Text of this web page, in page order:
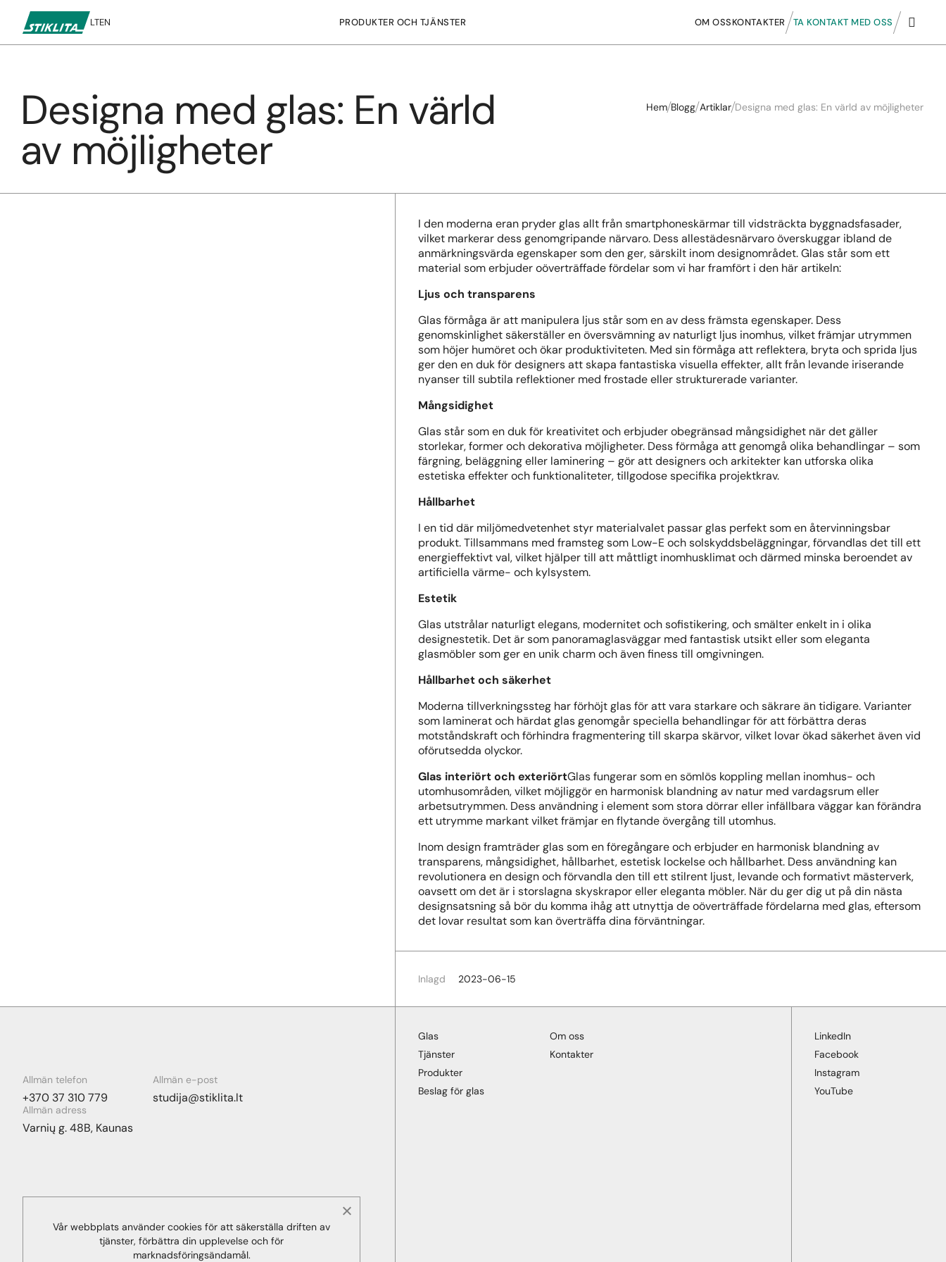
LTEN PRODUKTER OCH TJÄNSTER OM OSSKONTAKTER TA KONTAKT MED OSS
Designa med glas: En värld
av möjligheter
Hem Blogg Artiklar Designa med glas: En värld av möjligheter
I den moderna eran pryder glas allt från smartphoneskärmar till vidsträckta byggnadsfasader,
vilket markerar dess genomgripande närvaro. Dess allestädesnärvaro överskuggar ibland de
anmärkningsvärda egenskaper som den ger, särskilt inom designområdet. Glas står som ett
material som erbjuder oöverträffade fördelar som vi har framfört i den här artikeln:
Ljus och transparens
Glas förmåga är att manipulera ljus står som en av dess främsta egenskaper. Dess
genomskinlighet säkerställer en översvämning av naturligt ljus inomhus, vilket främjar utrymmen
som höjer humöret och ökar produktiviteten. Med sin förmåga att reflektera, bryta och sprida ljus
ger den en duk för designers att skapa fantastiska visuella effekter, allt från levande iriserande
nyanser till subtila reflektioner med frostade eller strukturerade varianter.
Mångsidighet
Glas står som en duk för kreativitet och erbjuder obegränsad mångsidighet när det gäller
storlekar, former och dekorativa möjligheter. Dess förmåga att genomgå olika behandlingar – som
färgning, beläggning eller laminering – gör att designers och arkitekter kan utforska olika
estetiska effekter och funktionaliteter, tillgodose specifika projektkrav.
Hållbarhet
I en tid där miljömedvetenhet styr materialvalet passar glas perfekt som en återvinningsbar
produkt. Tillsammans med framsteg som Low-E och solskyddsbeläggningar, förvandlas det till ett
energieffektivt val, vilket hjälper till att måttligt inomhusklimat och därmed minska beroendet av
artificiella värme- och kylsystem.
Estetik
Glas utstrålar naturligt elegans, modernitet och sofistikering, och smälter enkelt in i olika
designestetik. Det är som panoramaglasväggar med fantastisk utsikt eller som eleganta
glasmöbler som ger en unik charm och även finess till omgivningen.
Hållbarhet och säkerhet
Moderna tillverkningssteg har förhöjt glas för att vara starkare och säkrare än tidigare. Varianter
som laminerat och härdat glas genomgår speciella behandlingar för att förbättra deras
motståndskraft och förhindra fragmentering till skarpa skärvor, vilket lovar ökad säkerhet även vid
oförutsedda olyckor.
Glas interiört och exteriörtGlas fungerar som en sömlös koppling mellan inomhus- och
utomhusområden, vilket möjliggör en harmonisk blandning av natur med vardagsrum eller
arbetsutrymmen. Dess användning i element som stora dörrar eller infällbara väggar kan förändra
ett utrymme markant vilket främjar en flytande övergång till utomhus.
Inom design framträder glas som en föregångare och erbjuder en harmonisk blandning av
transparens, mångsidighet, hållbarhet, estetisk lockelse och hållbarhet. Dess användning kan
revolutionera en design och förvandla den till ett stilrent ljust, levande och formativt mästerverk,
oavsett om det är i storslagna skyskrapor eller eleganta möbler. När du ger dig ut på din nästa
designsatsning så bör du komma ihåg att utnyttja de oöverträffade fördelarna med glas, eftersom
det lovar resultat som kan överträffa dina förväntningar.
Inlagd 2023-06-15
Allmän telefon
+370 37 310 779
Allmän e-post
studija@stiklita.lt
Allmän adress
Varnių g. 48B, Kaunas
Glas
Tjänster
Produkter
Beslag för glas
Om oss
Kontakter
LinkedIn
Facebook
Instagram
YouTube
Vår webbplats använder cookies för att säkerställa driften av
tjänster, förbättra din upplevelse och för
marknadsföringsändamål.